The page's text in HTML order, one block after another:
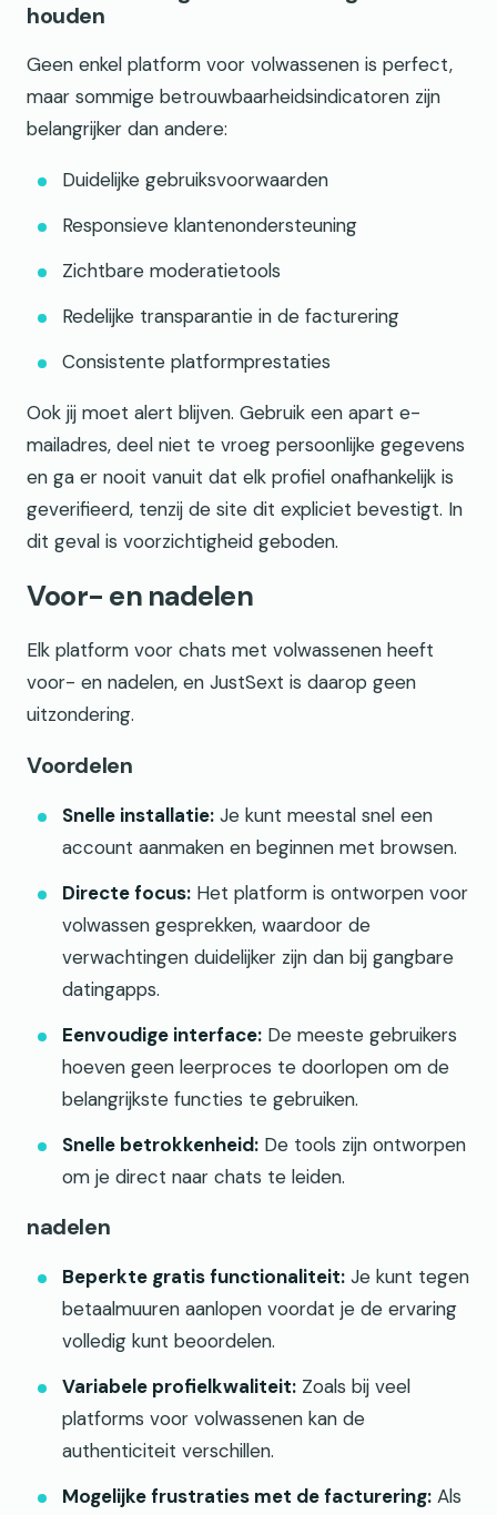
houden
Geen enkel platform voor volwassenen is perfect,
maar sommige betrouwbaarheidsindicatoren zijn
belangrijker dan andere:
Duidelijke gebruiksvoorwaarden
Responsieve klantenondersteuning
Zichtbare moderatietools
Redelijke transparantie in de facturering
Consistente platformprestaties
Ook jij moet alert blijven. Gebruik een apart e-
mailadres, deel niet te vroeg persoonlijke gegevens
en ga er nooit vanuit dat elk profiel onafhankelijk is
geverifieerd, tenzij de site dit expliciet bevestigt. In
dit geval is voorzichtigheid geboden.
Voor- en nadelen
Elk platform voor chats met volwassenen heeft
voor- en nadelen, en JustSext is daarop geen
uitzondering.
Voordelen
Snelle installatie: Je kunt meestal snel een
account aanmaken en beginnen met browsen.
Directe focus: Het platform is ontworpen voor
volwassen gesprekken, waardoor de
verwachtingen duidelijker zijn dan bij gangbare
datingapps.
Eenvoudige interface: De meeste gebruikers
hoeven geen leerproces te doorlopen om de
belangrijkste functies te gebruiken.
Snelle betrokkenheid: De tools zijn ontworpen
om je direct naar chats te leiden.
nadelen
Beperkte gratis functionaliteit: Je kunt tegen
betaalmuuren aanlopen voordat je de ervaring
volledig kunt beoordelen.
Variabele profielkwaliteit: Zoals bij veel
platforms voor volwassenen kan de
authenticiteit verschillen.
Mogelijke frustraties met de facturering: Als